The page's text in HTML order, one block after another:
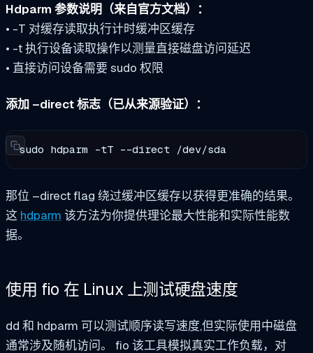
Hdparm 参数说明（来自官方文档）：
• -T 对缓存读取执行计时缓冲区缓存
• -t执行设备读取操作以测量直接磁盘访问延迟
• 直接访问设备需要 sudo 权限
添加 –direct 标志（已从来源验证）：
sudo hdparm -tT --direct /dev/sda
那位 –directflag 绕过缓冲区缓存以获得更准确的结果。
这 hdparm 该方法为你提供理论最大性能和实际性能数
据。
使用 fio 在 Linux 上测试硬盘速度
dd 和 hdparm 可以测试顺序读写速度,但实际使用中磁盘
通常涉及随机访问。 fio 该工具模拟真实工作负载，对